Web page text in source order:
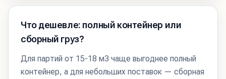
Что дешевле: полный контейнер или
сборный груз?
Для партий от 15-18 м3 чаще выгоднее полный
контейнер, а для небольших поставок — сборная